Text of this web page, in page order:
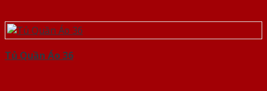
Tủ Quần Áo 36